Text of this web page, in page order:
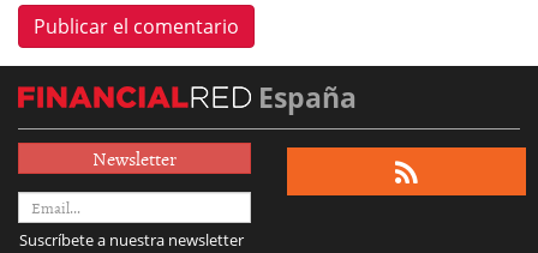
España
Newsletter
Suscríbete a nuestra newsletter